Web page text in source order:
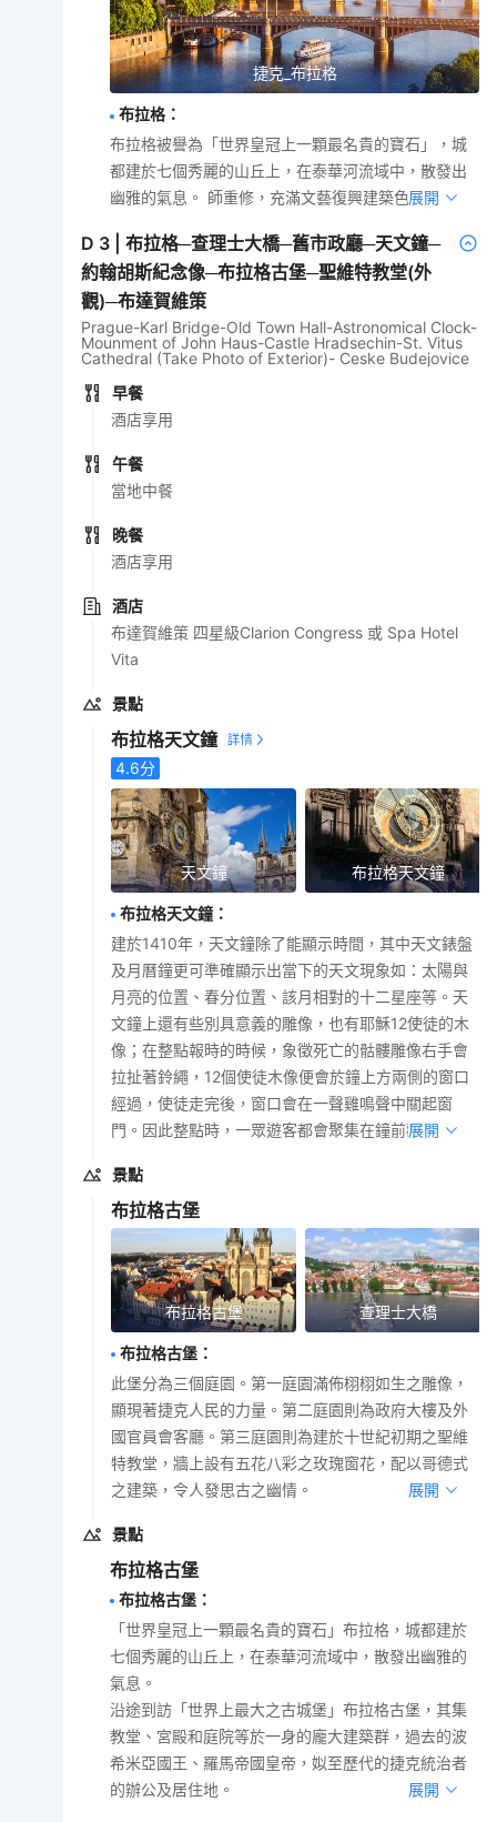
捷克_布拉格
布拉格：
布拉格被譽為「世界皇冠上一顆最名貴的寶石」，城
都建於七個秀麗的山丘上，在泰華河流域中，散發出
幽雅的氣息。 師重修，充滿文藝復興建築色彩。
展開
D 3 |布拉格─查理士大橋─舊市政廳─天文鐘─
約翰胡斯紀念像─布拉格古堡─聖維特教堂(外
觀)─布達賀維策
Prague-Karl Bridge-Old Town Hall-Astronomical Clock-
Mounment of John Haus-Castle Hradsechin-St. Vitus
Cathedral (Take Photo of Exterior)- Ceske Budejovice
早餐
酒店享用
午餐
當地中餐
晚餐
酒店享用
酒店
布達賀維策 四星級Clarion Congress 或 Spa Hotel
Vita
景點
布拉格天文鐘
4.6分
天文鐘 布拉格天文鐘
布拉格天文鐘 ：
建於1410年，天文鐘除了能顯示時間，其中天文錶盤
及月曆鐘更可準確顯示出當下的天文現象如：太陽與
月亮的位置、春分位置、該月相對的十二星座等。天
文鐘上還有些別具意義的雕像，也有耶穌12使徒的木
像；在整點報時的時候，象徵死亡的骷髏雕像右手會
拉扯著鈴繩，12個使徒木像便會於鐘上方兩側的窗口
經過，使徒走完後，窗口會在一聲雞鳴聲中關起窗
門。因此整點時，一眾遊客都會聚集在鐘前觀賞。
展開
景點
布拉格古堡
布拉格古堡 查理士大橋
布拉格古堡 ：
此堡分為三個庭園。第一庭園滿佈栩栩如生之雕像，
顯現著捷克人民的力量。第二庭園則為政府大樓及外
國官員會客廳。第三庭園則為建於十世紀初期之聖維
特教堂，牆上設有五花八彩之玫瑰窗花，配以哥德式
之建築，令人發思古之幽情。
展開
景點
布拉格古堡
布拉格古堡 ：
「世界皇冠上一顆最名貴的寶石」布拉格，城都建於
七個秀麗的山丘上，在泰華河流域中，散發出幽雅的
氣息。
沿途到訪「世界上最大之古城堡」布拉格古堡，其集
教堂、宮殿和庭院等於一身的龐大建築群，過去的波
希米亞國王、羅馬帝國皇帝，姒至歷代的捷克統治者
的辦公及居住地。
展開